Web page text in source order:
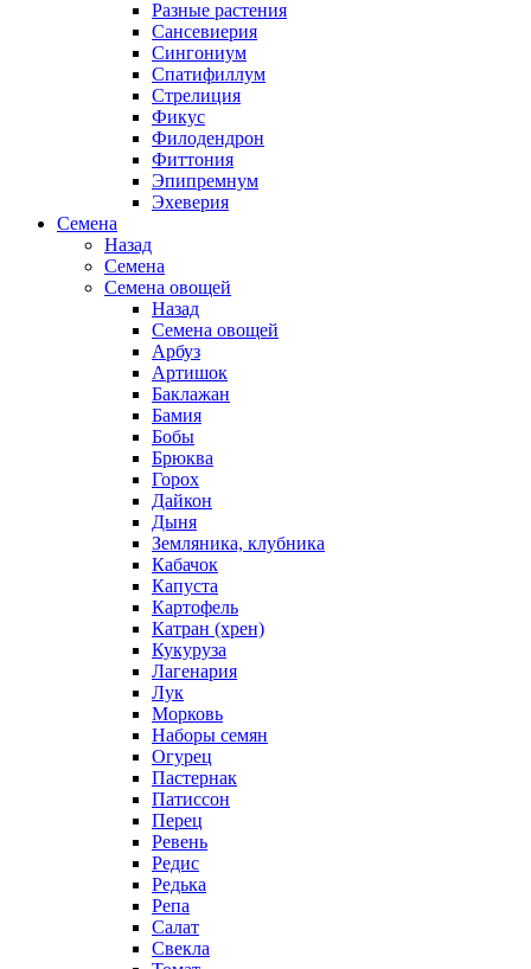
Разные растения
Сансевиерия
Сингониум
Спатифиллум
Стрелиция
Фикус
Филодендрон
Фиттония
Эпипремнум
Эхеверия
Семена
Назад
Семена
Семена овощей
Назад
Семена овощей
Арбуз
Артишок
Баклажан
Бамия
Бобы
Брюква
Горох
Дайкон
Дыня
Земляника, клубника
Кабачок
Капуста
Картофель
Катран (хрен)
Кукуруза
Лагенария
Лук
Морковь
Наборы семян
Огурец
Пастернак
Патиссон
Перец
Ревень
Редис
Редька
Репа
Салат
Свекла